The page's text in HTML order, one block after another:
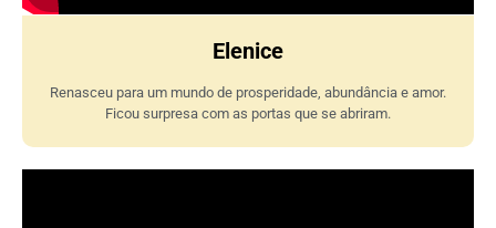
Elenice
Renasceu para um mundo de prosperidade, abundância e amor.
Ficou surpresa com as portas que se abriram.